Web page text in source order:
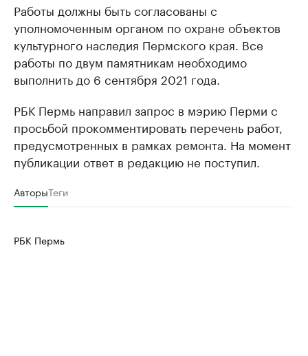
Работы должны быть согласованы с
уполномоченным органом по охране объектов
культурного наследия Пермского края. Все
работы по двум памятникам необходимо
выполнить до 6 сентября 2021 года.
РБК Пермь направил запрос в мэрию Перми с
просьбой прокомментировать перечень работ,
предусмотренных в рамках ремонта. На момент
публикации ответ в редакцию не поступил.
АвторыТеги
РБК Пермь